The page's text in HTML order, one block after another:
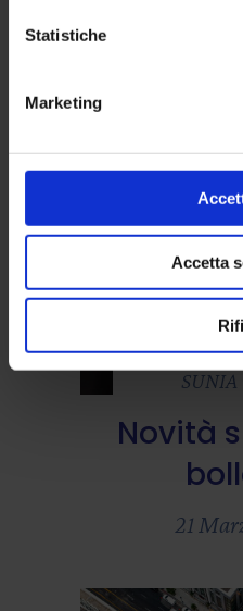
Statistiche
Marketing
Accetta
Novità
21